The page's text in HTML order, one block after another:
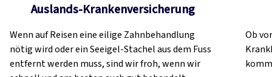
Auslands-Krankenversicherung
Wenn auf Reisen eine eilige Zahnbehandlung
nötig wird oder ein Seeigel-Stachel aus dem Fuss
entfernt werden muss, sind wir froh, wenn wir
Ob